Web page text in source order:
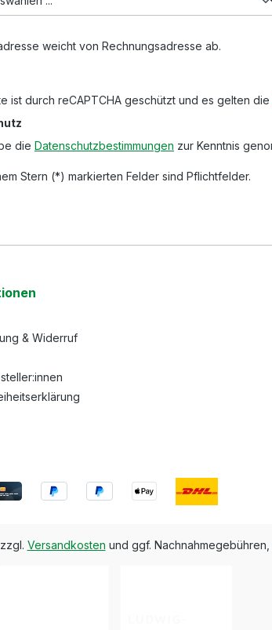
weicht von Rechnungsadresse ab.
ist durch reCAPTCHA geschützt und es gelten die
die Datenschutzbestimmungen zur Kenntnis
Stern (*) markierten Felder sind Pflichtfelder.
& Widerruf
Versandkosten und ggf.